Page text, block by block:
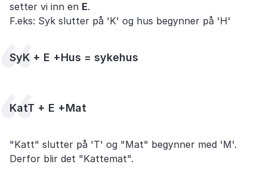
setter vi inn en E.
F.eks: Syk slutter på 'K' og hus begynner på 'H'
SyK + E +Hus = sykehus
KatT + E +Mat
"Katt" slutter på 'T' og "Mat" begynner med 'M'.
Derfor blir det "Kattemat".